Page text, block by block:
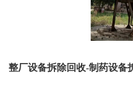
整厂设备拆除回收-制药设备